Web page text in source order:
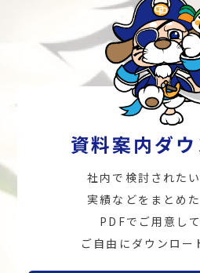
資料案内ダ
社内で検討された
実績などをまとめ
PDFでご用意して
ご自由にダウンロー